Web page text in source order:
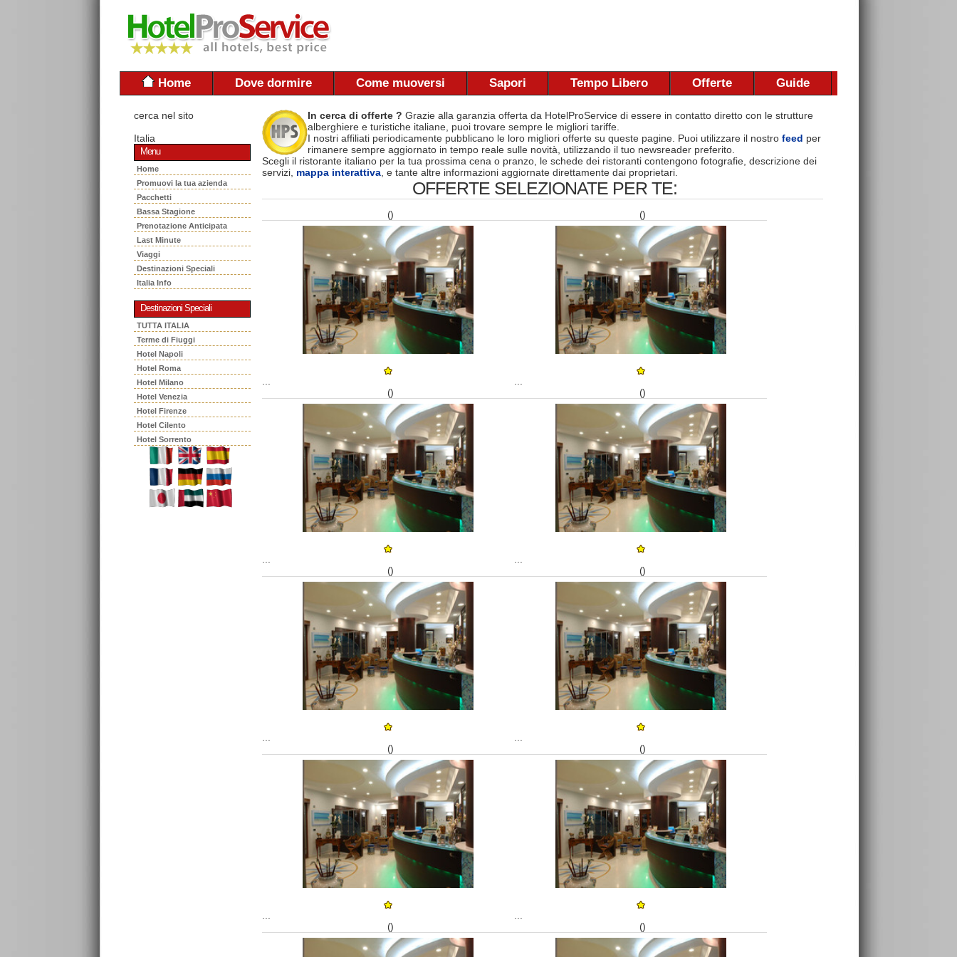
Home Dove dormire Come muoversi Sapori Tempo Libero Offerte Guide
cerca nel sito
Italia
Menu
Home
Promuovi la tua azienda
Pacchetti
Bassa Stagione
Prenotazione Anticipata
Last Minute
Viaggi
Destinazioni Speciali
Italia Info
Destinazioni Speciali
TUTTA ITALIA
Terme di Fiuggi
Hotel Napoli
Hotel Roma
Hotel Milano
Hotel Venezia
Hotel Firenze
Hotel Cilento
Hotel Sorrento
In cerca di offerte ? Grazie alla garanzia offerta da HotelProService di essere in contatto diretto con le strutture
alberghiere e turistiche italiane, puoi trovare sempre le migliori tariffe.
I nostri affiliati periodicamente pubblicano le loro migliori offerte su queste pagine. Puoi utilizzare il nostro feed per
rimanere sempre aggiornato in tempo reale sulle novità, utilizzando il tuo newsreader preferito.
Scegli il ristorante italiano per la tua prossima cena o pranzo, le schede dei ristoranti contengono fotografie, descrizione dei
servizi, mappa interattiva , e tante altre informazioni aggiornate direttamente dai proprietari.
OFFERTE SELEZIONATE PER TE:
() ()
()
()
()
()
()
()
()
()